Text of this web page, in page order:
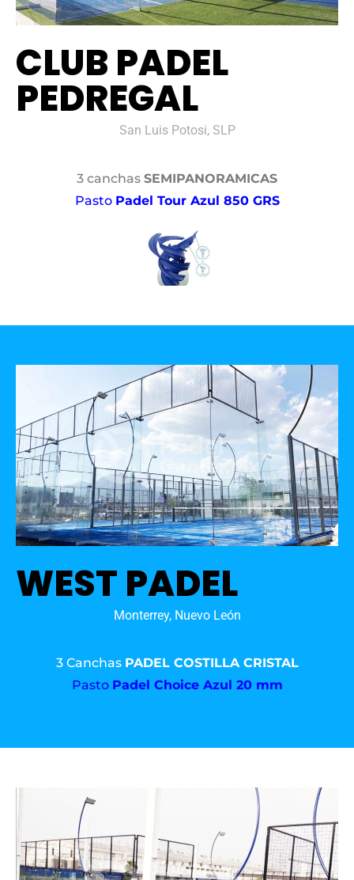
CLUB PADEL
PEDREGAL
San Luis Potosi, SLP
3 canchas SEMIPANORAMICAS
Pasto Padel Tour Azul 850 GRS
WEST PADEL
Monterrey, Nuevo León
3 Canchas PADEL COSTILLA CRISTAL
Pasto Padel Choice Azul 20 mm